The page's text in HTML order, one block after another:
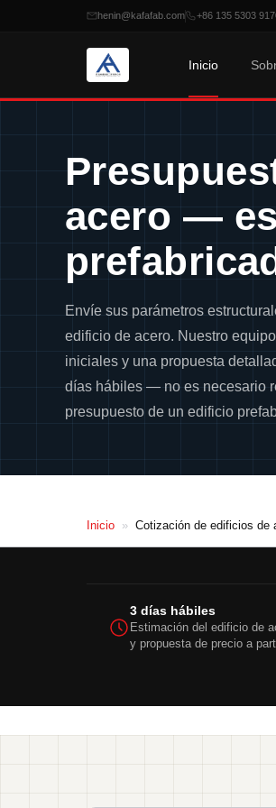
henin@kafafab.com +86 135 5303
Inicio
acero —
Envíe sus parámetros
edificio de acero. Nuestro
iniciales y una propuesta
días hábiles — no es necesario
presupuesto de un edificio
Inicio » Cotización de edificios de
3 días hábiles
Estimación del edificio de
y propuesta de precio a